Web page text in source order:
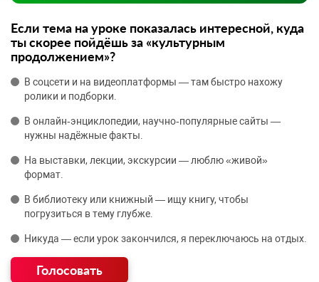
Если тема на уроке показалась интересной, куда
ты скорее пойдёшь за «культурным
продолжением»?
В соцсети и на видеоплатформы — там быстро нахожу
ролики и подборки.
В онлайн‑энциклопедии, научно‑популярные сайты —
нужны надёжные факты.
На выставки, лекции, экскурсии — люблю «живой»
формат.
В библиотеку или книжный — ищу книгу, чтобы
погрузиться в тему глубже.
Никуда — если урок закончился, я переключаюсь на отдых.